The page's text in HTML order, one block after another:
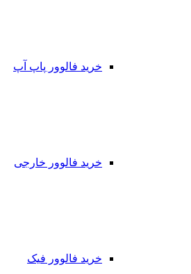
خرید فالوور پاپ آپ
خرید فالوور خارجی
خرید فالوور فیک